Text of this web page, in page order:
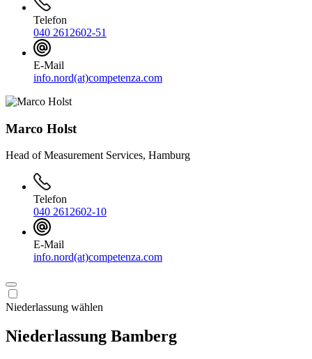
Telefon
040 2612602-51
E-Mail
info.nord(at)competenza.com
Marco Holst
Head of Measurement Services, Hamburg
Telefon
040 2612602-10
E-Mail
info.nord(at)competenza.com
Niederlassung wählen
Niederlassung Bamberg